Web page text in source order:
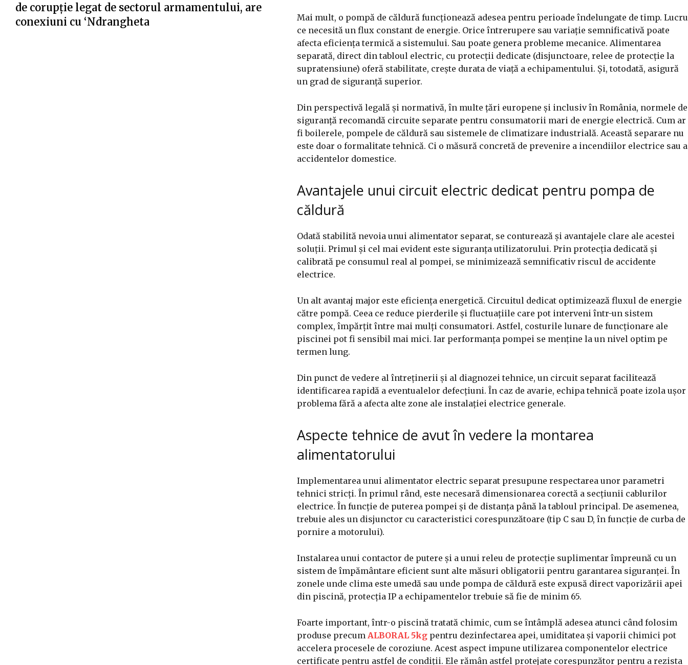
de corupție legat de sectorul armamentului, are
conexiuni cu ‘Ndrangheta
Mai mult, o pompă de căldură funcționează adesea pentru perioade îndelungate de timp. Lucru
ce necesită un flux constant de energie. Orice întrerupere sau variație semnificativă poate
afecta eficiența termică a sistemului. Sau poate genera probleme mecanice. Alimentarea
separată, direct din tabloul electric, cu protecții dedicate (disjunctoare, relee de protecție la
supratensiune) oferă stabilitate, crește durata de viață a echipamentului. Și, totodată, asigură
un grad de siguranță superior.
Din perspectivă legală și normativă, în multe țări europene și inclusiv în România, normele de
siguranță recomandă circuite separate pentru consumatorii mari de energie electrică. Cum ar
fi boilerele, pompele de căldură sau sistemele de climatizare industrială. Această separare nu
este doar o formalitate tehnică. Ci o măsură concretă de prevenire a incendiilor electrice sau a
accidentelor domestice.
Avantajele unui circuit electric dedicat pentru pompa de
căldură
Odată stabilită nevoia unui alimentator separat, se conturează și avantajele clare ale acestei
soluții. Primul și cel mai evident este siguranța utilizatorului. Prin protecția dedicată și
calibrată pe consumul real al pompei, se minimizează semnificativ riscul de accidente
electrice.
Un alt avantaj major este eficiența energetică. Circuitul dedicat optimizează fluxul de energie
către pompă. Ceea ce reduce pierderile și fluctuațiile care pot interveni într-un sistem
complex, împărțit între mai mulți consumatori. Astfel, costurile lunare de funcționare ale
piscinei pot fi sensibil mai mici. Iar performanța pompei se menține la un nivel optim pe
termen lung.
Din punct de vedere al întreținerii și al diagnozei tehnice, un circuit separat facilitează
identificarea rapidă a eventualelor defecțiuni. În caz de avarie, echipa tehnică poate izola ușor
problema fără a afecta alte zone ale instalației electrice generale.
Aspecte tehnice de avut în vedere la montarea
alimentatorului
Implementarea unui alimentator electric separat presupune respectarea unor parametri
tehnici stricți. În primul rând, este necesară dimensionarea corectă a secțiunii cablurilor
electrice. În funcție de puterea pompei și de distanța până la tabloul principal. De asemenea,
trebuie ales un disjunctor cu caracteristici corespunzătoare (tip C sau D, în funcție de curba de
pornire a motorului).
Instalarea unui contactor de putere și a unui releu de protecție suplimentar împreună cu un
sistem de împământare eficient sunt alte măsuri obligatorii pentru garantarea siguranței. În
zonele unde clima este umedă sau unde pompa de căldură este expusă direct vaporizării apei
din piscină, protecția IP a echipamentelor trebuie să fie de minim 65.
Foarte important, într-o piscină tratată chimic, cum se întâmplă adesea atunci când folosim
produse precum ALBORAL 5kg pentru dezinfectarea apei, umiditatea și vaporii chimici pot
accelera procesele de coroziune. Acest aspect impune utilizarea componentelor electrice
certificate pentru astfel de condiții. Ele rămân astfel protejate corespunzător pentru a rezista